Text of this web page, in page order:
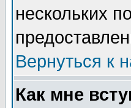
нескольких
Вернуться к
Как мне